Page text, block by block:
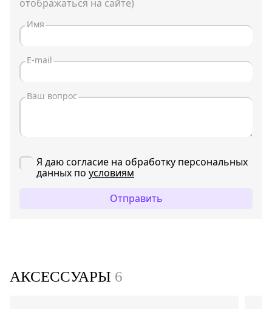
отображаться на сайте)
Я даю согласие на обработку персональных
данных по условиям
Отправить
АКСЕССУАРЫ 6